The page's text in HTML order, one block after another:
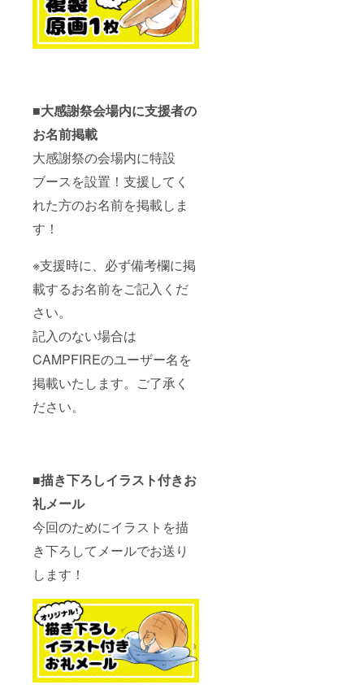
■大感謝祭会場内に支援者の
お名前掲載
大感謝祭の会場内に特設
ブースを設置！支援してく
れた方のお名前を掲載しま
す！
※支援時に、必ず備考欄に掲
載するお名前をご記入くだ
さい。
記入のない場合は
CAMPFIREのユーザー名を
掲載いたします。ご了承く
ださい。
■描き下ろしイラスト付きお
礼メール
今回のためにイラストを描
き下ろしてメールでお送り
します！